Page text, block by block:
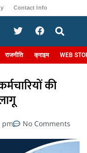
Contact Info
राजनीति क्राइम WEB
की
pm No Comments